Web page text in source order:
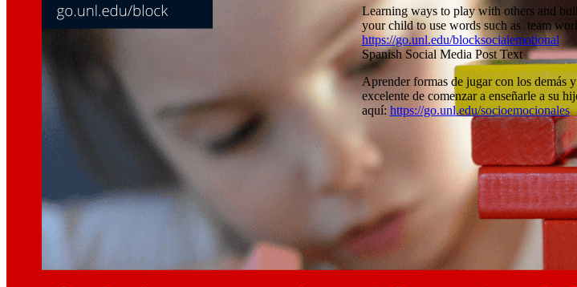
Learning ways to play with others and
your child to use words such as team
https://go.unl.edu/blocksocialemotional
Spanish Social Media Post Text
Aprender formas de jugar con los demás
excelente de comenzar a enseñarle a su
aquí: https://go.unl.edu/socioemocionales